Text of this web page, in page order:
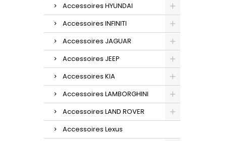
Accessoires HYUNDAI
Accessoires INFINITI
Accessoires JAGUAR
Accessoires JEEP
Accessoires KIA
Accessoires LAMBORGHINI
Accessoires LAND ROVER
Accessoires Lexus